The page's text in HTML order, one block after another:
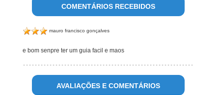
COMENTÁRIOS RECEBIDOS
mauro francisco gonçalves
e bom senpre ter um guia facil e maos
AVALIAÇÕES E COMENTÁRIOS